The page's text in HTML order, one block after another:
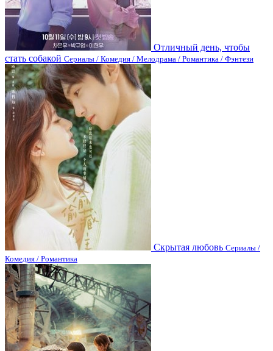
Отличный день, чтобы
стать собакой Сериалы / Комедия / Мелодрама / Романтика / Фэнтези
Скрытая любовь Сериалы /
Комедия / Романтика